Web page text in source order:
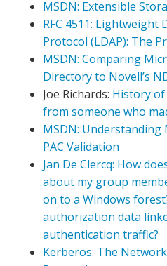
MSDN: Extensible
RFC 4511: Lightweight
Protocol (LDAP): The
MSDN: Comparing
Directory to Novell’s
Joe Richards: History
from someone who
MSDN:
PAC Validation
Jan De Clercq: How
about my group
on to a Windows
authorization data
authentication traffic?
Kerberos: The